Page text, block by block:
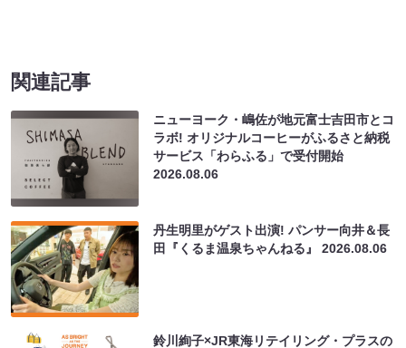
関連記事
ニューヨーク・嶋佐が地元富士吉田市とコ
ラボ! オリジナルコーヒーがふるさと納税
サービス「わらふる」で受付開始
2026.08.06
丹生明里がゲスト出演! パンサー向井＆長
田『くるま温泉ちゃんねる』2026.08.06
鈴川絢子×JR東海リテイリング・プラスの